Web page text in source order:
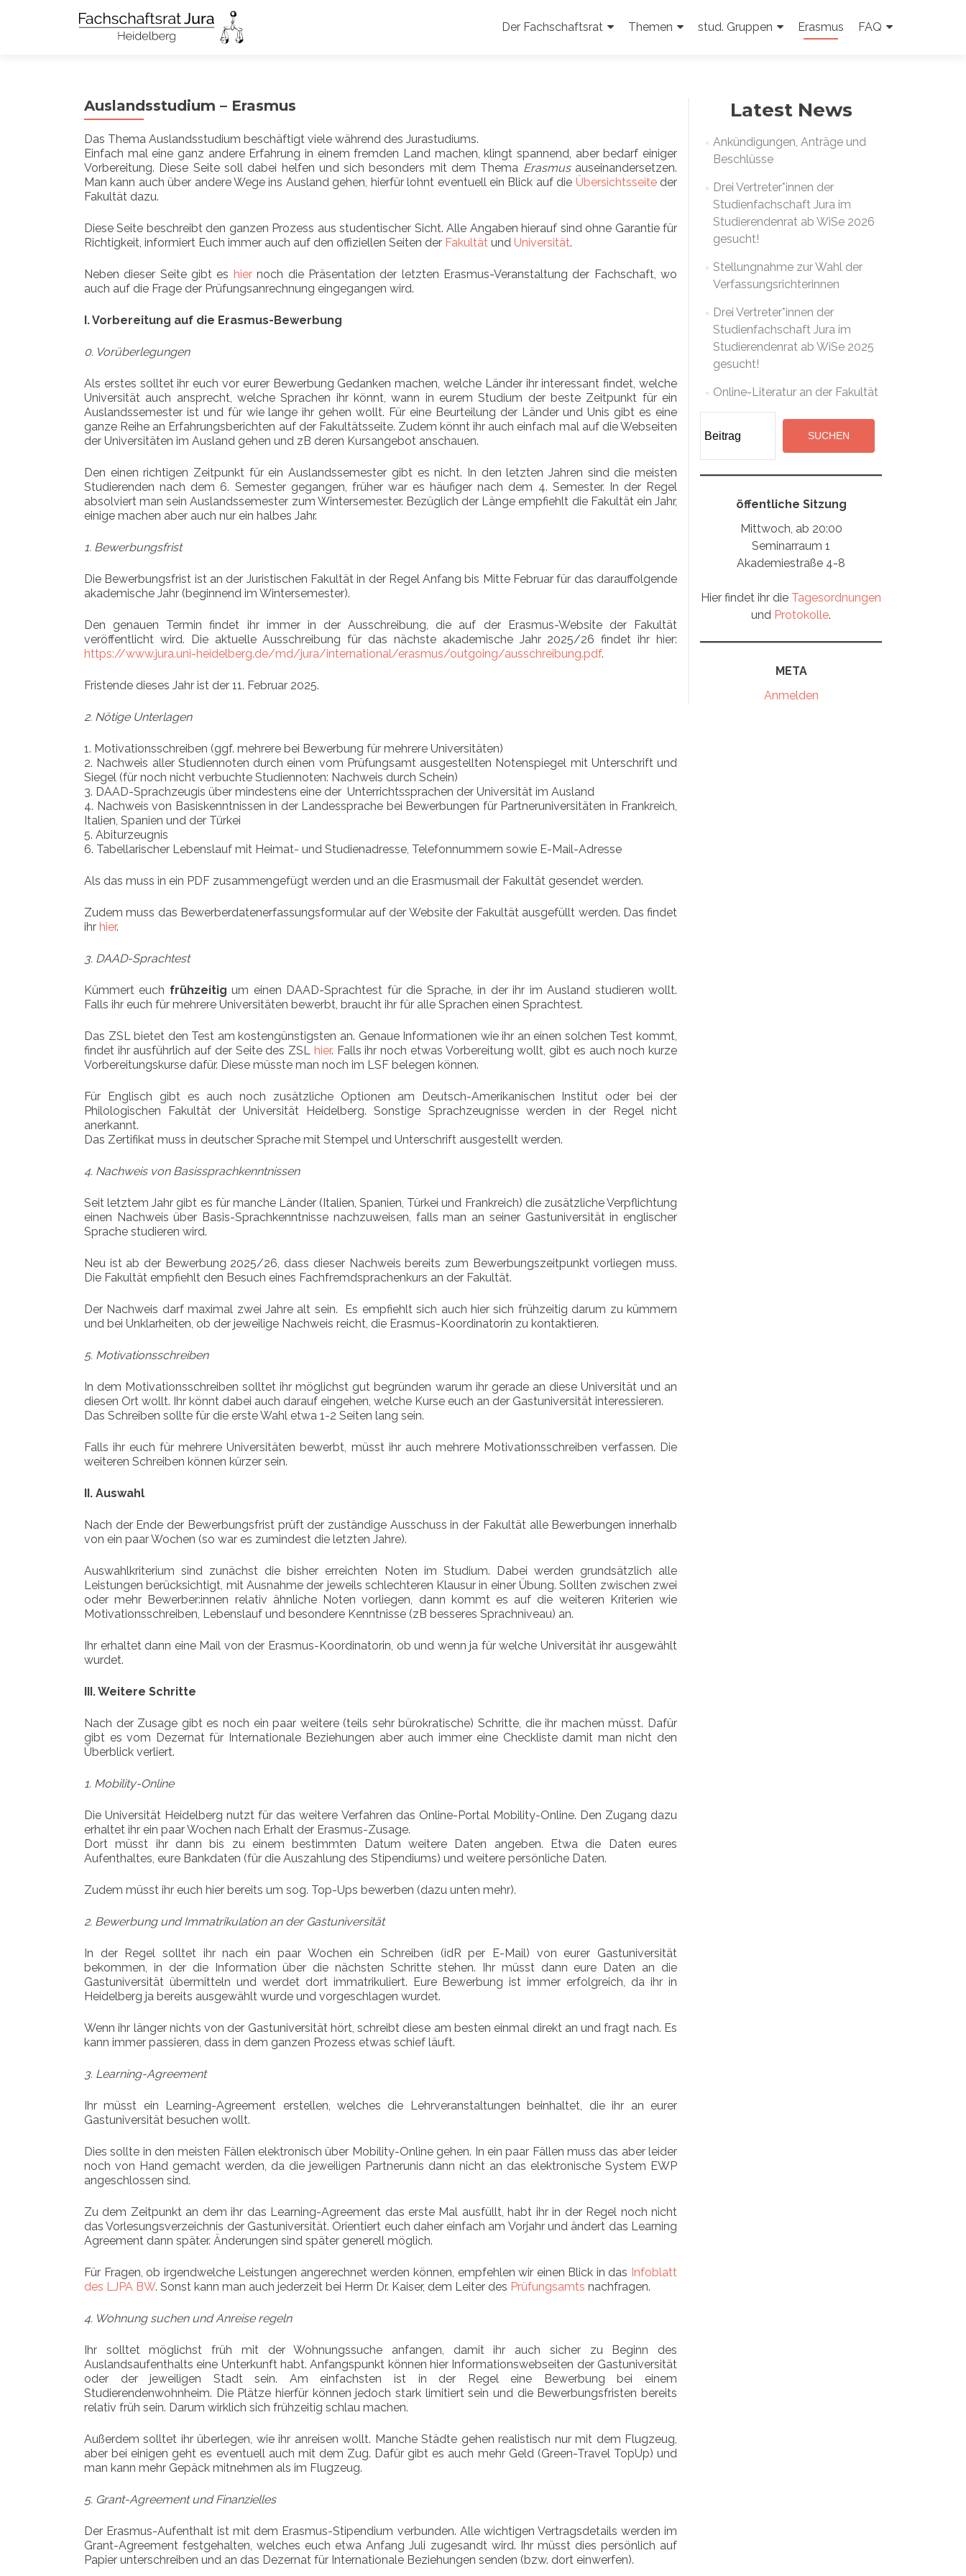
Inhalt
Der Fachschaftsrat Themen stud. Gruppen Erasmus FAQ
Auslandsstudium – Erasmus
Das Thema Auslandsstudium beschäftigt viele während des Jurastudiums.
Einfach mal eine ganz andere Erfahrung in einem fremden Land machen, klingt spannend, aber bedarf einiger
Vorbereitung. Diese Seite soll dabei helfen und sich besonders mit dem Thema Erasmus auseinandersetzen.
Man kann auch über andere Wege ins Ausland gehen, hierfür lohnt eventuell ein Blick auf die Übersichtsseite der
Fakultät dazu.
Diese Seite beschreibt den ganzen Prozess aus studentischer Sicht. Alle Angaben hierauf sind ohne Garantie für
Richtigkeit, informiert Euch immer auch auf den offiziellen Seiten der Fakultät und Universität.
Neben dieser Seite gibt es hiernoch die Präsentation der letzten Erasmus-Veranstaltung der Fachschaft, wo
auch auf die Frage der Prüfungsanrechnung eingegangen wird.
I. Vorbereitung auf die Erasmus-Bewerbung
0. Vorüberlegungen
Als erstes solltet ihr euch vor eurer Bewerbung Gedanken machen, welche Länder ihr interessant findet, welche
Universität auch ansprecht, welche Sprachen ihr könnt, wann in eurem Studium der beste Zeitpunkt für ein
Auslandssemester ist und für wie lange ihr gehen wollt. Für eine Beurteilung der Länder und Unis gibt es eine
ganze Reihe an Erfahrungsberichten auf der Fakultätsseite. Zudem könnt ihr auch einfach mal auf die Webseiten
der Universitäten im Ausland gehen und zB deren Kursangebot anschauen.
Den einen richtigen Zeitpunkt für ein Auslandssemester gibt es nicht. In den letzten Jahren sind die meisten
Studierenden nach dem 6. Semester gegangen, früher war es häufiger nach dem 4. Semester. In der Regel
absolviert man sein Auslandssemester zum Wintersemester. Bezüglich der Länge empfiehlt die Fakultät ein Jahr,
einige machen aber auch nur ein halbes Jahr.
1. Bewerbungsfrist
Die Bewerbungsfrist ist an der Juristischen Fakultät in der Regel Anfang bis Mitte Februar für das darauffolgende
akademische Jahr (beginnend im Wintersemester).
Den genauen Termin findet ihr immer in der Ausschreibung, die auf der Erasmus-Website der Fakultät
veröffentlicht wird. Die aktuelle Ausschreibung für das nächste akademische Jahr 2025/26 findet ihr hier:
https://www.jura.uni-heidelberg.de/md/jura/international/erasmus/outgoing/ausschreibung.pdf.
Fristende dieses Jahr ist der 11. Februar 2025.
2. Nötige Unterlagen
1. Motivationsschreiben (ggf. mehrere bei Bewerbung für mehrere Universitäten)
2. Nachweis aller Studiennoten durch einen vom Prüfungsamt ausgestellten Notenspiegel mit Unterschrift und
Siegel (für noch nicht verbuchte Studiennoten: Nachweis durch Schein)
3. DAAD-Sprachzeugis über mindestens eine der Unterrichtssprachen der Universität im Ausland
4. Nachweis von Basiskenntnissen in der Landessprache bei Bewerbungen für Partneruniversitäten in Frankreich,
Italien, Spanien und der Türkei
5. Abiturzeugnis
6. Tabellarischer Lebenslauf mit Heimat- und Studienadresse, Telefonnummern sowie E-Mail-Adresse
Als das muss in ein PDF zusammengefügt werden und an die Erasmusmail der Fakultät gesendet werden.
Zudem muss das Bewerberdatenerfassungsformular auf der Website der Fakultät ausgefüllt werden. Das findet
ihr hier.
3. DAAD-Sprachtest
Kümmert euch frühzeitig um einen DAAD-Sprachtest für die Sprache, in der ihr im Ausland studieren wollt.
Falls ihr euch für mehrere Universitäten bewerbt, braucht ihr für alle Sprachen einen Sprachtest.
Das ZSL bietet den Test am kostengünstigsten an. Genaue Informationen wie ihr an einen solchen Test kommt,
findet ihr ausführlich auf der Seite des ZSL hier. Falls ihr noch etwas Vorbereitung wollt, gibt es auch noch kurze
Vorbereitungskurse dafür. Diese müsste man noch im LSF belegen können.
Für Englisch gibt es auch noch zusätzliche Optionen am Deutsch-Amerikanischen Institut oder bei der
Philologischen Fakultät der Universität Heidelberg. Sonstige Sprachzeugnisse werden in der Regel nicht
anerkannt.
Das Zertifikat muss in deutscher Sprache mit Stempel und Unterschrift ausgestellt werden.
4. Nachweis von Basissprachkenntnissen
Seit letztem Jahr gibt es für manche Länder (Italien, Spanien, Türkei und Frankreich) die zusätzliche Verpflichtung
einen Nachweis über Basis-Sprachkenntnisse nachzuweisen, falls man an seiner Gastuniversität in englischer
Sprache studieren wird.
Neu ist ab der Bewerbung 2025/26, dass dieser Nachweis bereits zum Bewerbungszeitpunkt vorliegen muss.
Die Fakultät empfiehlt den Besuch eines Fachfremdsprachenkurs an der Fakultät.
Der Nachweis darf maximal zwei Jahre alt sein. Es empfiehlt sich auch hier sich frühzeitig darum zu kümmern
und bei Unklarheiten, ob der jeweilige Nachweis reicht, die Erasmus-Koordinatorin zu kontaktieren.
5. Motivationsschreiben
In dem Motivationsschreiben solltet ihr möglichst gut begründen warum ihr gerade an diese Universität und an
diesen Ort wollt. Ihr könnt dabei auch darauf eingehen, welche Kurse euch an der Gastuniversität interessieren.
Das Schreiben sollte für die erste Wahl etwa 1-2 Seiten lang sein.
Falls ihr euch für mehrere Universitäten bewerbt, müsst ihr auch mehrere Motivationsschreiben verfassen. Die
weiteren Schreiben können kürzer sein.
II. Auswahl
Nach der Ende der Bewerbungsfrist prüft der zuständige Ausschuss in der Fakultät alle Bewerbungen innerhalb
von ein paar Wochen (so war es zumindest die letzten Jahre).
Auswahlkriterium sind zunächst die bisher erreichten Noten im Studium. Dabei werden grundsätzlich alle
Leistungen berücksichtigt, mit Ausnahme der jeweils schlechteren Klausur in einer Übung. Sollten zwischen zwei
oder mehr Bewerber:innen relativ ähnliche Noten vorliegen, dann kommt es auf die weiteren Kriterien wie
Motivationsschreiben, Lebenslauf und besondere Kenntnisse (zB besseres Sprachniveau) an.
Ihr erhaltet dann eine Mail von der Erasmus-Koordinatorin, ob und wenn ja für welche Universität ihr ausgewählt
wurdet.
III. Weitere Schritte
Nach der Zusage gibt es noch ein paar weitere (teils sehr bürokratische) Schritte, die ihr machen müsst. Dafür
gibt es vom Dezernat für Internationale Beziehungen aber auch immer eine Checkliste damit man nicht den
Überblick verliert.
1. Mobility-Online
Die Universität Heidelberg nutzt für das weitere Verfahren das Online-Portal Mobility-Online. Den Zugang dazu
erhaltet ihr ein paar Wochen nach Erhalt der Erasmus-Zusage.
Dort müsst ihr dann bis zu einem bestimmten Datum weitere Daten angeben. Etwa die Daten eures
Aufenthaltes, eure Bankdaten (für die Auszahlung des Stipendiums) und weitere persönliche Daten.
Zudem müsst ihr euch hier bereits um sog. Top-Ups bewerben (dazu unten mehr).
2. Bewerbung und Immatrikulation an der Gastuniversität
In der Regel solltet ihr nach ein paar Wochen ein Schreiben (idR per E-Mail) von eurer Gastuniversität
bekommen, in der die Information über die nächsten Schritte stehen. Ihr müsst dann eure Daten an die
Gastuniversität übermitteln und werdet dort immatrikuliert. Eure Bewerbung ist immer erfolgreich, da ihr in
Heidelberg ja bereits ausgewählt wurde und vorgeschlagen wurdet.
Wenn ihr länger nichts von der Gastuniversität hört, schreibt diese am besten einmal direkt an und fragt nach. Es
kann immer passieren, dass in dem ganzen Prozess etwas schief läuft.
3. Learning-Agreement
Ihr müsst ein Learning-Agreement erstellen, welches die Lehrveranstaltungen beinhaltet, die ihr an eurer
Gastuniversität besuchen wollt.
Dies sollte in den meisten Fällen elektronisch über Mobility-Online gehen. In ein paar Fällen muss das aber leider
noch von Hand gemacht werden, da die jeweiligen Partnerunis dann nicht an das elektronische System EWP
angeschlossen sind.
Zu dem Zeitpunkt an dem ihr das Learning-Agreement das erste Mal ausfüllt, habt ihr in der Regel noch nicht
das Vorlesungsverzeichnis der Gastuniversität. Orientiert euch daher einfach am Vorjahr und ändert das Learning
Agreement dann später. Änderungen sind später generell möglich.
Für Fragen, ob irgendwelche Leistungen angerechnet werden können, empfehlen wir einen Blick in das Infoblatt
des LJPA BW. Sonst kann man auch jederzeit bei Herrn Dr. Kaiser, dem Leiter des Prüfungsamts nachfragen.
4. Wohnung suchen und Anreise regeln
Ihr solltet möglichst früh mit der Wohnungssuche anfangen, damit ihr auch sicher zu Beginn des
Auslandsaufenthalts eine Unterkunft habt. Anfangspunkt können hier Informationswebseiten der Gastuniversität
oder der jeweiligen Stadt sein. Am einfachsten ist in der Regel eine Bewerbung bei einem
Studierendenwohnheim. Die Plätze hierfür können jedoch stark limitiert sein und die Bewerbungsfristen bereits
relativ früh sein. Darum wirklich sich frühzeitig schlau machen.
Außerdem solltet ihr überlegen, wie ihr anreisen wollt. Manche Städte gehen realistisch nur mit dem Flugzeug,
aber bei einigen geht es eventuell auch mit dem Zug. Dafür gibt es auch mehr Geld (Green-Travel TopUp) und
man kann mehr Gepäck mitnehmen als im Flugzeug.
5. Grant-Agreement und Finanzielles
Der Erasmus-Aufenthalt ist mit dem Erasmus-Stipendium verbunden. Alle wichtigen Vertragsdetails werden im
Grant-Agreement festgehalten, welches euch etwa Anfang Juli zugesandt wird. Ihr müsst dies persönlich auf
Papier unterschreiben und an das Dezernat für Internationale Beziehungen senden (bzw. dort einwerfen).
Latest News
Ankündigungen, Anträge und
Beschlüsse
Drei Vertreter*innen der
Studienfachschaft Jura im
Studierendenrat ab WiSe 2026
gesucht!
Stellungnahme zur Wahl der
Verfassungsrichterinnen
Drei Vertreter*innen der
Studienfachschaft Jura im
Studierendenrat ab WiSe 2025
gesucht!
Online-Literatur an der Fakultät
Suchen
SUCHEN
öffentliche Sitzung
Mittwoch, ab 20:00
Seminarraum 1
Akademiestraße 4-8
Hier findet ihr die Tagesordnungen
und Protokolle.
META
Anmelden